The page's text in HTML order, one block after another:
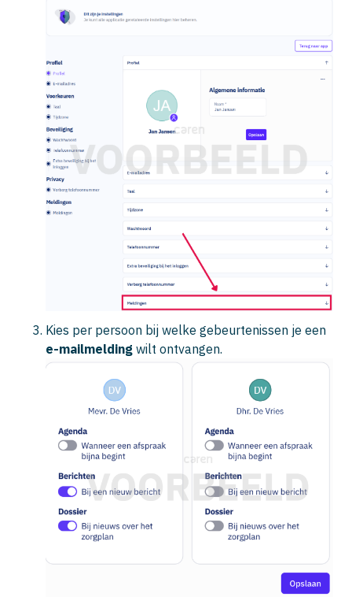
Kies per persoon bij welke gebeurtenissen je een
e-mailmelding wilt ontvangen.